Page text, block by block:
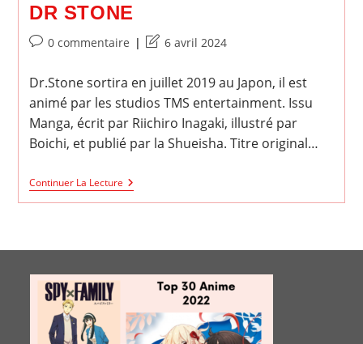
DR STONE
Commentaires
la
publication :
0 commentaire
Dernière
de
la
publication :
6 avril 2024
Dr.Stone sortira en juillet 2019 au Japon, il est
animé par les studios TMS entertainment. Issu
Manga, écrit par Riichiro Inagaki, illustré par
Boichi, et publié par la Shueisha. Titre original…
Continuer La LectureDr
Stone